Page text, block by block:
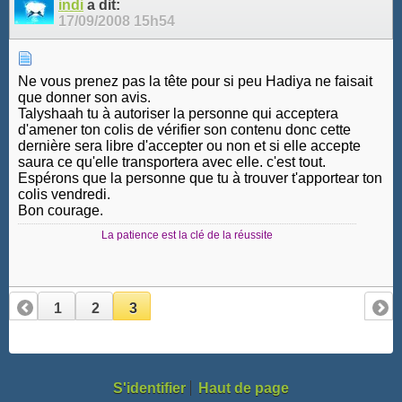
indi a dit:
17/09/2008 15h54
Ne vous prenez pas la tête pour si peu Hadiya ne faisait
que donner son avis.
Talyshaah tu à autoriser la personne qui acceptera
d'amener ton colis de vérifier son contenu donc cette
dernière sera libre d'accepter ou non et si elle accepte
saura ce qu'elle transportera avec elle. c'est tout.
Espérons que la personne que tu à trouver t'apportear ton
colis vendredi.
Bon courage.
La patience est la clé de la réussite
1 2 3
S'identifier Haut de page